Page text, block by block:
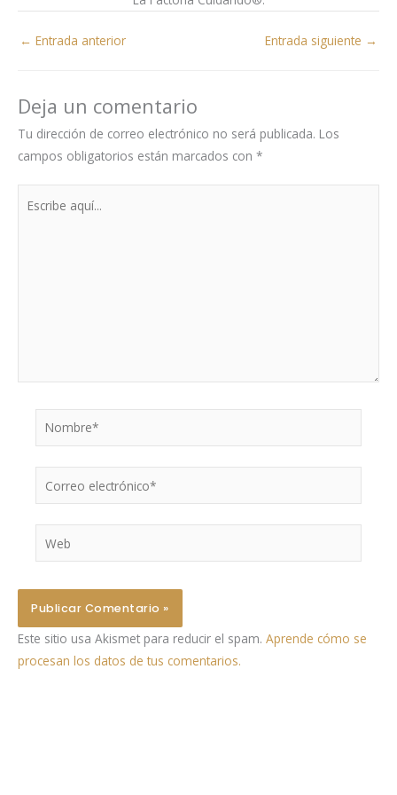
← Entrada anterior Entrada siguiente →
Deja un comentario
Tu dirección de correo electrónico no será publicada. Los
campos obligatorios están marcados con *
Nombre*
Este sitio usa Akismet para reducir el spam. Aprende cómo se
procesan los datos de tus comentarios.